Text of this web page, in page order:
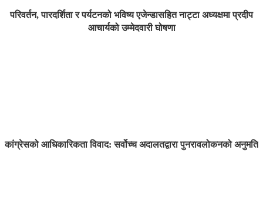
परिवर्तन, पारदर्शिता र पर्यटनको भविष्य एजेन्डासहित नाट्टा अध्यक्षमा प्रदीप
आचार्यको उम्मेदवारी घोषणा
कांग्रेसको आधिकारिकता विवाद: सर्वोच्च अदालतद्वारा पुनरावलोकनको अनुमति